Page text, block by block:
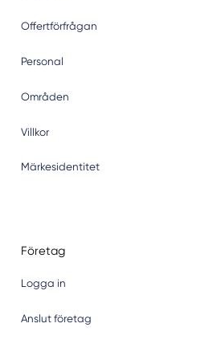
Offertförfrågan
Personal
Områden
Villkor
Märkesidentitet
Företag
Logga in
Anslut företag